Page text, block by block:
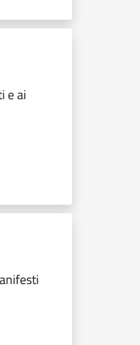
e ai